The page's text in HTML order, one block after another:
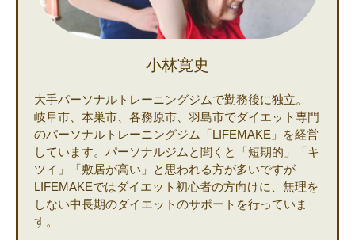
小林寛史
大手パーソナルトレーニングジムで勤務後に独立。
岐阜市、本巣市、各務原市、羽島市でダイエット専門
のパーソナルトレーニングジム「LIFEMAKE」を経営
しています。パーソナルジムと聞くと「短期的」「キ
ツイ」「敷居が高い」と思われる方が多いですが
LIFEMAKEではダイエット初心者の方向けに、無理を
しない中長期のダイエットのサポートを行っていま
す。